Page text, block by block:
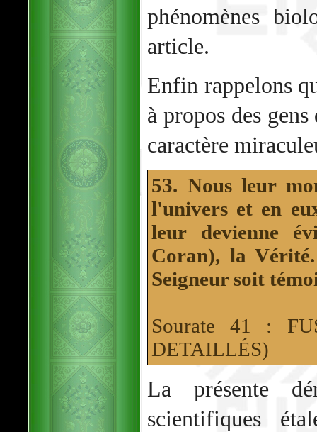
phénomènes
article.
Enfin rappelons
à propos des
caractère
53. Nous leur
l'univers et en
leur devienne
Coran), la
Seigneur soit
Sourate 41 :
DETAILLÉS)
La présente
scientifiques